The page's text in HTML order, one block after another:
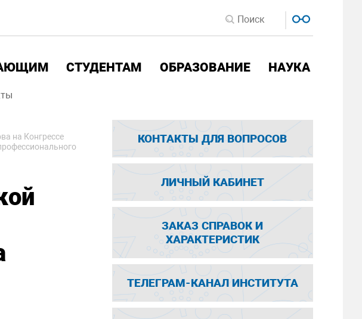
СТУДЕНТАМ ОБРАЗОВАНИЕ НАУКА
на Конгрессе
КОНТАКТЫ ДЛЯ ВОПРОСОВ
ЛИЧНЫЙ КАБИНЕТ
ЗАКАЗ СПРАВОК И
ХАРАКТЕРИСТИК
ТЕЛЕГРАМ-КАНАЛ ИНСТИТУТА